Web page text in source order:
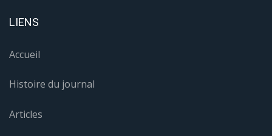
LIENS
Accueil
Histoire du journal
Articles